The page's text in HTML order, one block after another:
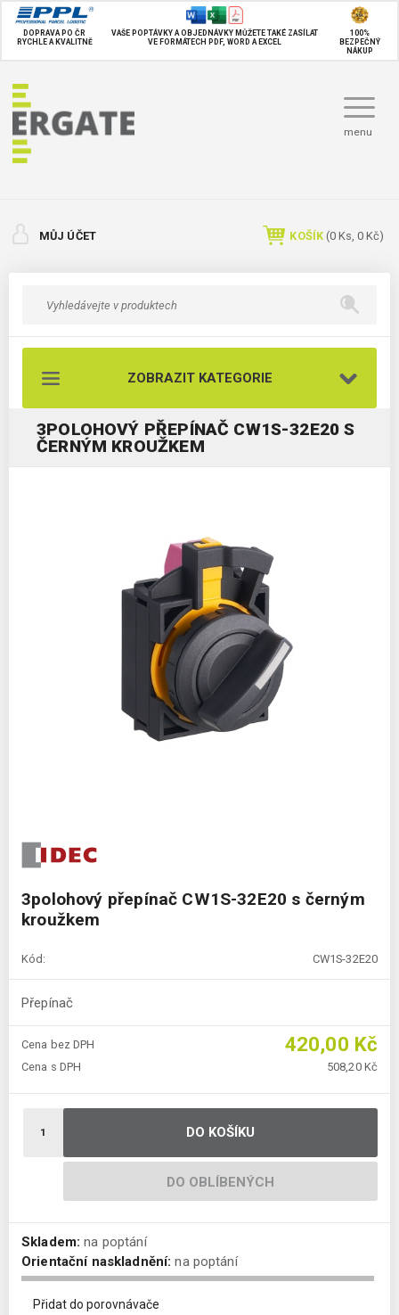
DOPRAVA PO ČR
RYCHLE A KVALITNĚ
VAŠE POPTÁVKY A OBJEDNÁVKY MŮŽETE TAKÉ ZASÍLAT
VE FORMÁTECH PDF, WORD A EXCEL
100%
BEZPEČNÝ
NÁKUP
menu
MŮJ ÚČET KOŠÍK (0 Ks, 0 Kč)
ZOBRAZIT KATEGORIE
3POLOHOVÝ PŘEPÍNAČ CW1S-32E20 S
ČERNÝM KROUŽKEM
3polohový přepínač CW1S-32E20 s černým
kroužkem
Kód: CW1S-32E20
Přepínač
Cena bez DPH 420,00 Kč
Cena s DPH 508,20 Kč
DO KOŠÍKU
DO OBLÍBENÝCH
Skladem: na poptání
Orientační naskladnění: na poptání
Přidat do porovnávače